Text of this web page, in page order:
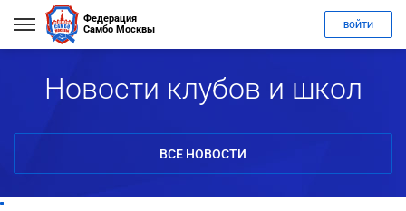
Федерация
Самбо Москвы
ВОЙТИ
Новости клубов и школ
ВСЕ НОВОСТИ